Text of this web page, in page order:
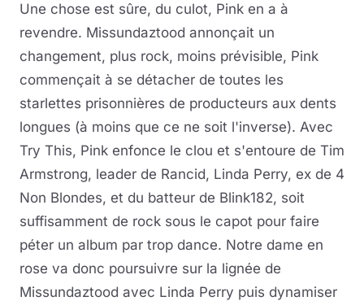
Une chose est sûre, du culot, Pink en a à
revendre. Missundaztood annonçait un
changement, plus rock, moins prévisible, Pink
commençait à se détacher de toutes les
starlettes prisonnières de producteurs aux dents
longues (à moins que ce ne soit l'inverse). Avec
Try This, Pink enfonce le clou et s'entoure de Tim
Armstrong, leader de Rancid, Linda Perry, ex de 4
Non Blondes, et du batteur de Blink182, soit
suffisamment de rock sous le capot pour faire
péter un album par trop dance. Notre dame en
rose va donc poursuivre sur la lignée de
Missundaztood avec Linda Perry puis dynamiser